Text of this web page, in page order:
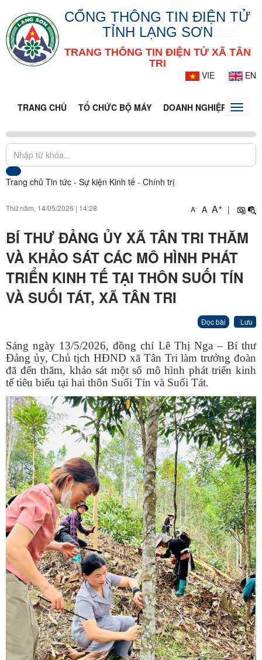
CỔNG THÔNG TIN ĐIỆN TỬ
TỈNH LẠNG SƠN
TRANG THÔNG TIN ĐIỆN TỬ XÃ TÂN
TRI
VIE
EN
TRANG CHỦ TỔ CHỨC BỘ MÁY DOANH NGHIỆP TIN
Toggle
Trang chủ Tin tức - Sự kiện Kinh tế - Chính trị
Thứ năm, 14/05/2026 | 14:28 A- A A+ |
BÍ THƯ ĐẢNG ỦY XÃ TÂN TRI THĂM
VÀ KHẢO SÁT CÁC MÔ HÌNH PHÁT
TRIỂN KINH TẾ TẠI THÔN SUỐI TÍN
VÀ SUỐI TÁT, XÃ TÂN TRI
Đọc bài Lưu
Sáng ngày 13/5/2026, đồng chí Lê Thị Nga – Bí thư
Đảng ủy, Chủ tịch HĐND xã Tân Tri làm trưởng đoàn
đã đến thăm, khảo sát một số mô hình phát triển kinh
tế tiêu biểu tại hai thôn Suối Tín và Suối Tát.